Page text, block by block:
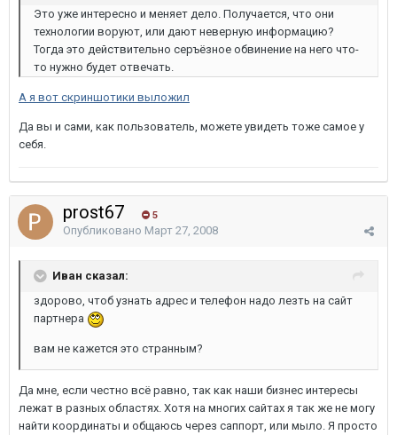
Это уже интересно и меняет дело. Получается, что они
технологии воруют, или дают неверную информацию?
Тогда это действительно серъёзное обвинение на него что-
то нужно будет отвечать.
А я вот скриншотики выложил
Да вы и сами, как пользователь, можете увидеть тоже самое у
себя.
prost67 5
Опубликовано Март 27, 2008
Иван сказал:
здорово, чтоб узнать адрес и телефон надо лезть на сайт
партнера
вам не кажется это странным?
Да мне, если честно всё равно, так как наши бизнес интересы
лежат в разных областях. Хотя на многих сайтах я так же не могу
найти координаты и общаюсь через саппорт, или мыло. Я просто